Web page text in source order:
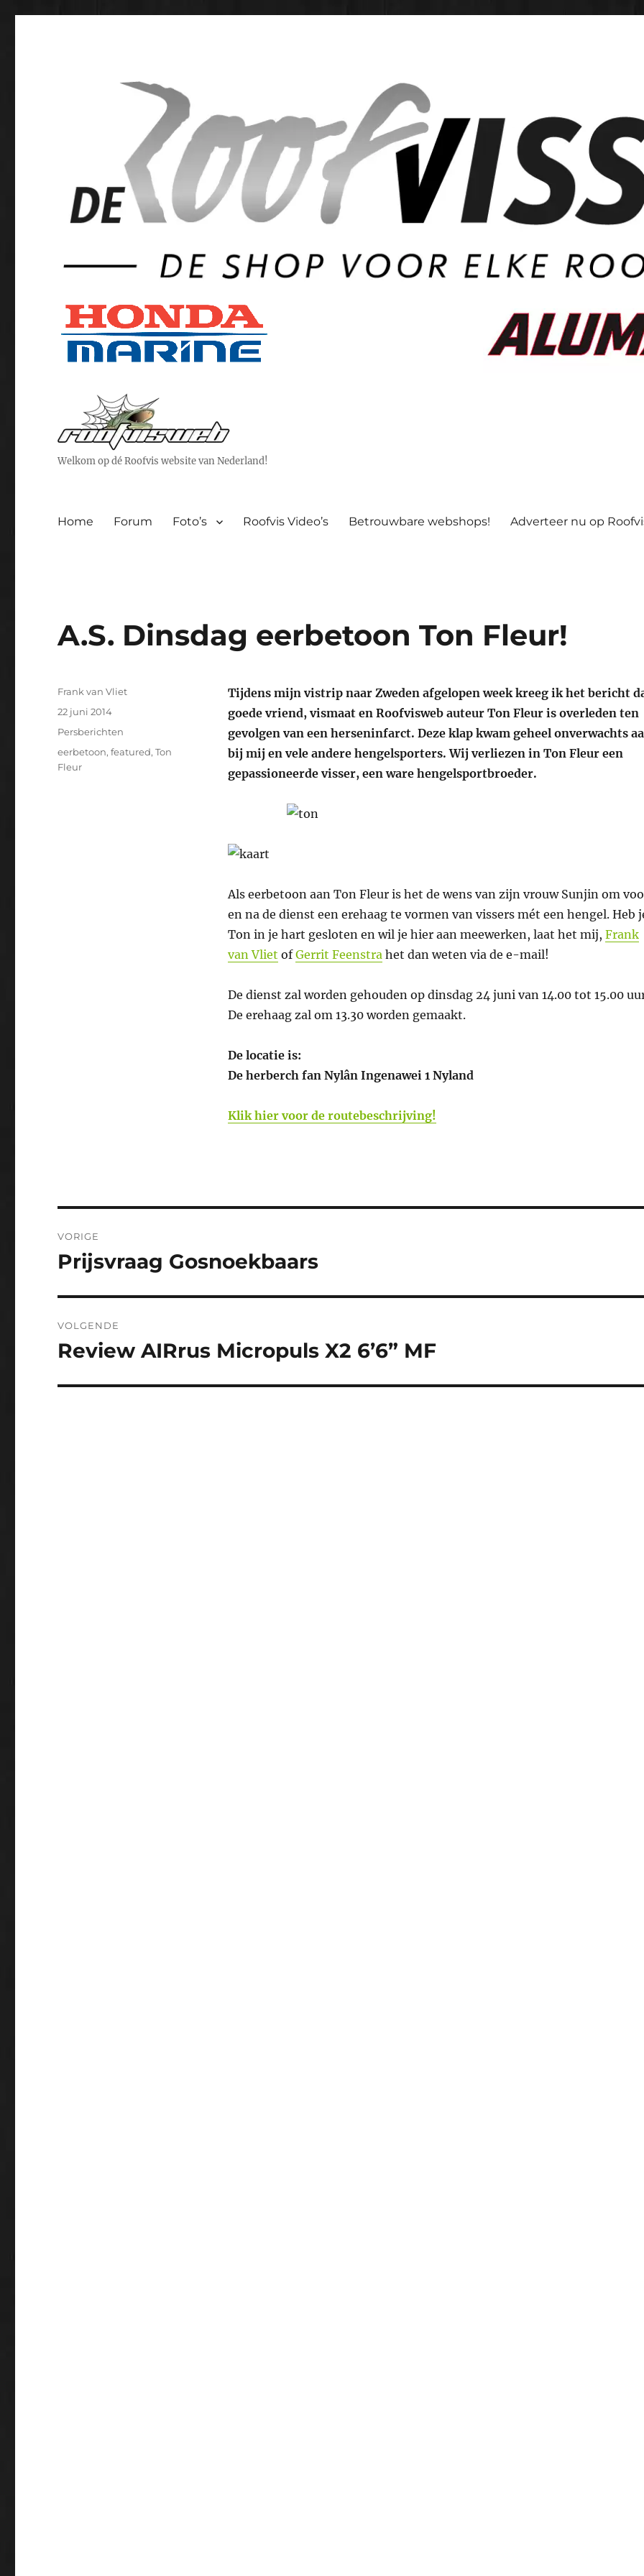
Welkom op dé Roofvis website van Nederland!
Home Forum Foto’s Roofvis Video’s Betrouwbare webshops! Adverteer nu op
A.S. Dinsdag eerbetoon Ton Fleur!
Tijdens mijn vistrip naar Zweden afgelopen week kreeg ik het bericht
goede vriend, vismaat en Roofvisweb auteur Ton Fleur is overleden ten
gevolgen van een herseninfarct. Deze klap kwam geheel onverwachts
bij mij en vele andere hengelsporters. Wij verliezen in Ton Fleur een
gepassioneerde visser, een ware hengelsportbroeder.
Als eerbetoon aan Ton Fleur is het de wens van zijn vrouw Sunjin om
en na de dienst een erehaag te vormen van vissers mét een hengel. Heb
Ton in je hart gesloten en wil je hier aan meewerken, laat het mij, Frank
van Vliet ofGerrit Feenstra het dan weten via de e-mail!
De dienst zal worden gehouden op dinsdag 24 juni van 14.00 tot 15.00
De erehaag zal om 13.30 worden gemaakt.
De locatie is:
De herberch fan Nylân Ingenawei 1 Nyland
Klik hier voor de routebeschrijving!
Auteur
Frank van Vliet
Geplaatst
22 juni 2014
Categorieën
Persberichten
Tags
eerbetoon,featured,Ton
Fleur
navigatie
VORIGE
Vorig
Prijsvraag Gosnoekbaars
VOLGENDE
Volgend
Review AIRrus Micropuls X2 6’6” MF